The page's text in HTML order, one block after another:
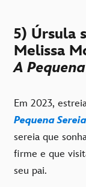
5) Úrsula
Melissa
A
Em 2023,
Pequena Sereia
sereia que
firme e que
seu pai.